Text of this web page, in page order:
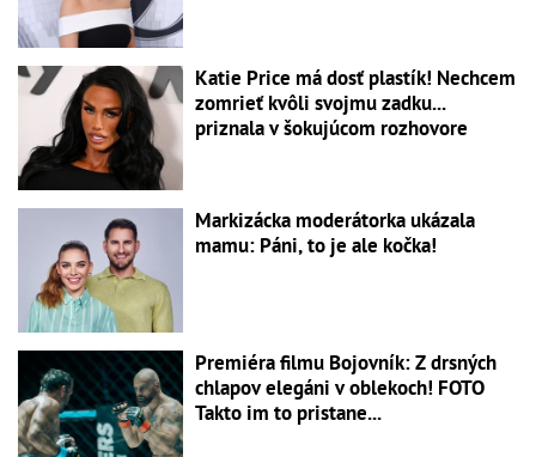
Katie Price má dosť plastík! Nechcem
zomrieť kvôli svojmu zadku...
priznala v šokujúcom rozhovore
Markizácka moderátorka ukázala
mamu: Páni, to je ale kočka!
Premiéra filmu Bojovník: Z drsných
chlapov elegáni v oblekoch! FOTO
Takto im to pristane...